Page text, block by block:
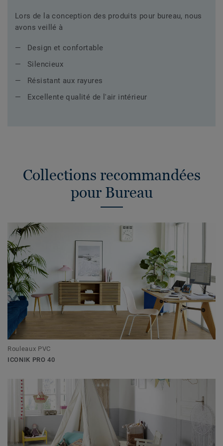
Lors de la conception des produits pour bureau, nous
avons veillé à
Design et confortable
Silencieux
Résistant aux rayures
Excellente qualité de l'air intérieur
Collections recommandées
pour Bureau
Rouleaux PVC
ICONIK PRO 40